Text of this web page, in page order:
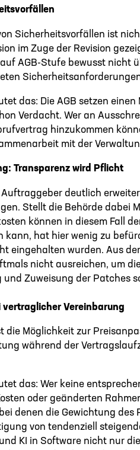
Sicherheitsvorfällen ist
im Zuge der Revision
AGB-Stufe bewusst nicht
das: Die AGB setzen
Verdacht. Wer an
hinzukommen
mit der
Transparenz wird Pflicht
deutlich
Stellt die Behörde dabei
können in diesem Fall
kann, hat hier wenig zu
eingehalten wurden. Aus
nicht ausreichen, um
und Zuweisung der Patches
vertraglicher Vereinbarung
die Möglichkeit zur
während der
das: Wer keine
oder geänderten
denen die Gewichtung
von tendenziell
KI in Software nicht nur